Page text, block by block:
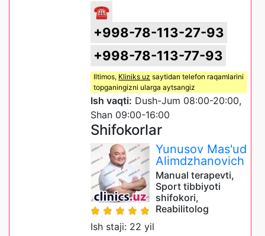
☎
+998-78-113-27-93
+998-78-113-77-93
Iltimos, Kliniks uz saytidan telefon raqamlarini
topganingizni ularga aytsangiz
Ish vaqti: Dush-Jum 08:00-20:00,
Shan 09:00-16:00
Shifokorlar
Yunusov Mas'ud
Alimdzhanovich
Manual terapevti,
Sport tibbiyoti
shifokori,
Reabilitolog
Ish staji: 22 yil